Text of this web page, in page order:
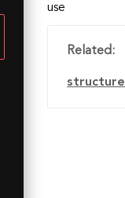
use
Related:
structure